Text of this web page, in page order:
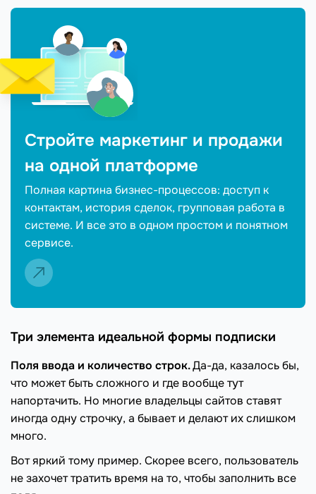
Стройте маркетинг и продажи
на одной платформе
Полная картина бизнес-процессов: доступ к
контактам, история сделок, групповая работа в
системе. И все это в одном простом и понятном
сервисе.
Три элемента идеальной формы подписки
Поля ввода и количество строк.Да-да, казалось бы,
что может быть сложного и где вообще тут
напортачить. Но многие владельцы сайтов ставят
иногда одну строчку, а бывает и делают их слишком
много.
Вот яркий тому пример. Скорее всего, пользователь
не захочет тратить время на то, чтобы заполнить все